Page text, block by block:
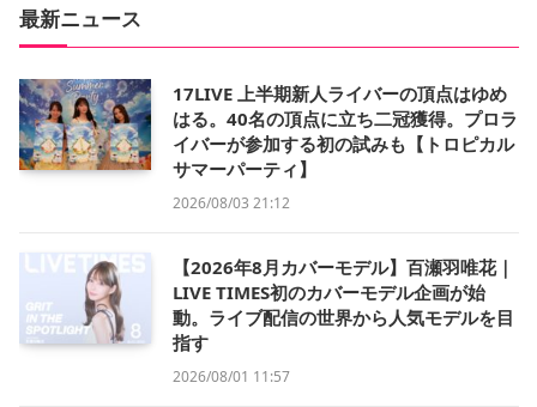
最新ニュース
17LIVE 上半期新人ライバーの頂点はゆめ
はる。40名の頂点に立ち二冠獲得。プロラ
イバーが参加する初の試みも【トロピカル
サマーパーティ】
2026/08/03 21:12
【2026年8月カバーモデル】百瀬羽唯花｜
LIVE TIMES初のカバーモデル企画が始
動。ライブ配信の世界から人気モデルを目
指す
2026/08/01 11:57